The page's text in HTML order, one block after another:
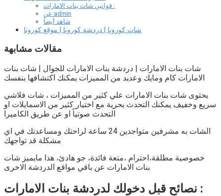
قوانين شات بنات الامارات :
عن admin
شاهد أيضاً
شات كورونا | دردشة كورونا | موقع كورونا
مقالات مشابهة
شات بنات الامارات | دردشة بنات الامارات للجوال | شات بنات
الامارات كام ومايك وعديد من المميزات يمكنك اكتشافها بنفسك
يحتوى شات بنات الامارات علي كثير من المميزات ، شات فلاشي
سريع وخفيف يمكنك التحدث بحرية مع اختيار كثير من الاسمايلات او
التحدث صوتياً او عن طريق الكاميرا
الشات به مشرفين متواجدين 24 ساعة لراحتك ومساعدتك في اي
مشكلة قد تواجهك
خصوصية مطلقة،احترام ،متعة فائدة، جو هادئ، هذا مايميز شات
بنات الامارات عن باقي مواقع الدردشة الاخرى
نصائح قبل دخولك لدردشة بنات الامارات :